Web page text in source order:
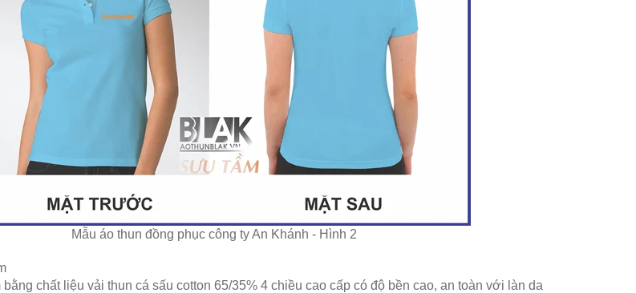
Mẫu áo thun đồng phục công ty An Khánh - Hình 2
chất liệu vải thun cá sấu cotton 65/35% 4 chiều cao cấp có độ bền cao, an toàn với làn da